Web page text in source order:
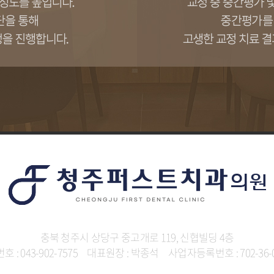
충북 청주시 상당구 중고개로 119, 신협빌딩 4층
호 : 043-902-7575
대표원장 : 박종석 사업자등록번호 : 702-